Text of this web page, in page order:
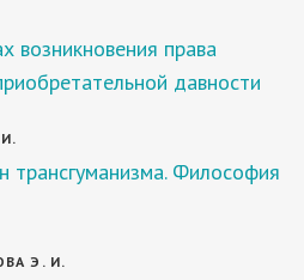
возникновения права
давности
трансгуманизма. Философия
Э. И.